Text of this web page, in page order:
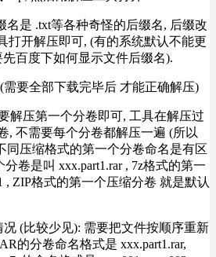
名是 .txt等各种奇怪的后缀名, 后缀改
打开解压即可, (有的系统默认不能更
百度下如何显示文件后缀名).
需要全部下载完毕后 才能正确解压)
解压第一个分卷即可, 工具在解压过
, 不需要每个分卷都解压一遍 (所以
同压缩格式的第一个分卷命名是有区
卷是叫 xxx.part1.rar , 7z格式的第一
, ZIP格式的第一个压缩分卷 就是默认
(比较少见): 需要把文件按顺序重新
的分卷命名格式是 xxx.part1.rar,